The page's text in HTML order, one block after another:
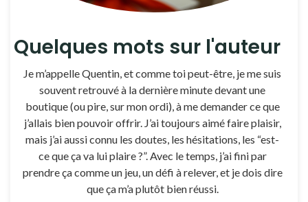
Quelques mots sur l'auteur
Je m’appelle Quentin, et comme toi peut-être, je me suis
souvent retrouvé à la dernière minute devant une
boutique (ou pire, sur mon ordi), à me demander ce que
j’allais bien pouvoir offrir. J’ai toujours aimé faire plaisir,
mais j’ai aussi connu les doutes, les hésitations, les “est-
ce que ça va lui plaire ?”. Avec le temps, j’ai fini par
prendre ça comme un jeu, un défi à relever, et je dois dire
que ça m’a plutôt bien réussi.